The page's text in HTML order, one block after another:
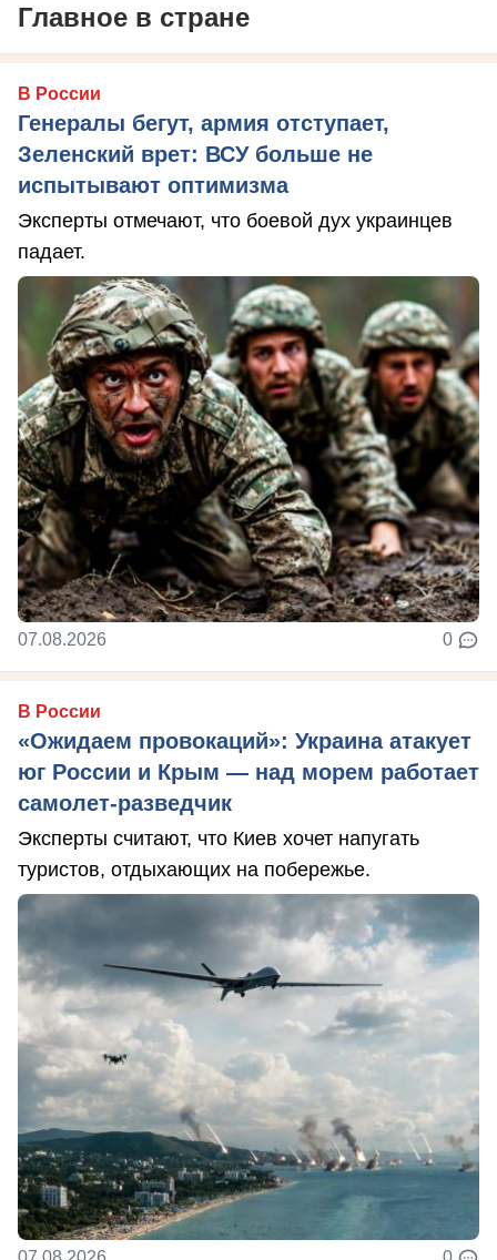
Главное в стране
В России
Генералы бегут, армия отступает,
Зеленский врет: ВСУ больше не
испытывают оптимизма
Эксперты отмечают, что боевой дух украинцев
падает.
07.08.2026 0
В России
«Ожидаем провокаций»: Украина атакует
юг России и Крым — над морем работает
самолет-разведчик
Эксперты считают, что Киев хочет напугать
туристов, отдыхающих на побережье.